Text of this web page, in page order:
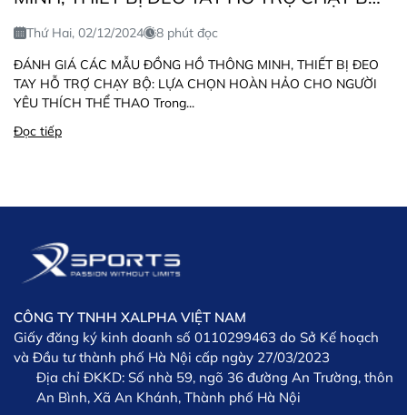
THÍCH THỂ THAO
Thứ Hai, 02/12/2024
8 phút đọc
ĐÁNH GIÁ CÁC MẪU ĐỒNG HỒ THÔNG MINH, THIẾT BỊ ĐEO
TAY HỖ TRỢ CHẠY BỘ: LỰA CHỌN HOÀN HẢO CHO NGƯỜI
YÊU THÍCH THỂ THAO Trong...
Đọc tiếp
CÔNG TY TNHH XALPHA VIỆT NAM
Giấy đăng ký kinh doanh số 0110299463 do Sở Kế hoạch
và Đầu tư thành phố Hà Nội cấp ngày 27/03/2023
Địa chỉ ĐKKD: Số nhà 59, ngõ 36 đường An Trường, thôn
An Bình, Xã An Khánh, Thành phố Hà Nội